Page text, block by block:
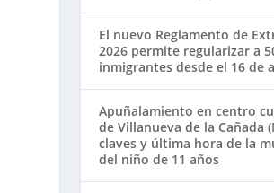
El nuevo Reglamento de
2026 permite regularizar a
inmigrantes desde el 16 de
Apuñalamiento en centro
de Villanueva de la Cañada
claves y última hora de la
del niño de 11 años